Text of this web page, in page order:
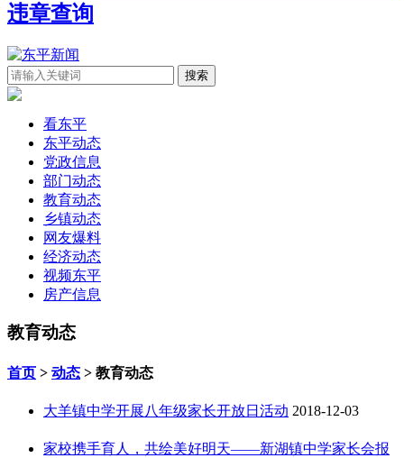
违章查询
看东平
东平动态
党政信息
部门动态
教育动态
乡镇动态
网友爆料
经济动态
视频东平
房产信息
教育动态
首页 > 动态 > 教育动态
大羊镇中学开展八年级家长开放日活动 2018-12-03
家校携手育人，共绘美好明天——新湖镇中学家长会报